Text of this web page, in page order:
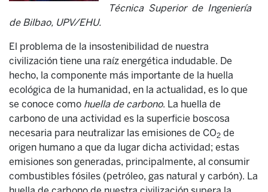
Técnica Superior de Ingeniería
de Bilbao, UPV/EHU.
El problema de la insostenibilidad de nuestra
civilización tiene una raíz energética indudable. De
hecho, la componente más importante de la huella
ecológica de la humanidad, en la actualidad, es lo que
se conoce como huella de carbono. La huella de
carbono de una actividad es la superficie boscosa
necesaria para neutralizar las emisiones de CO2 de
origen humano a que da lugar dicha actividad; estas
emisiones son generadas, principalmente, al consumir
combustibles fósiles (petróleo, gas natural y carbón). La